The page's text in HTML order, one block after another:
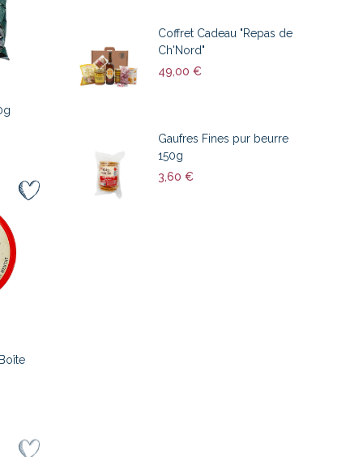
Coffret Cadeau "Repas de
Ch'Nord"
49,00 €
Gaufres Fines pur beurre
150g
3,60 €